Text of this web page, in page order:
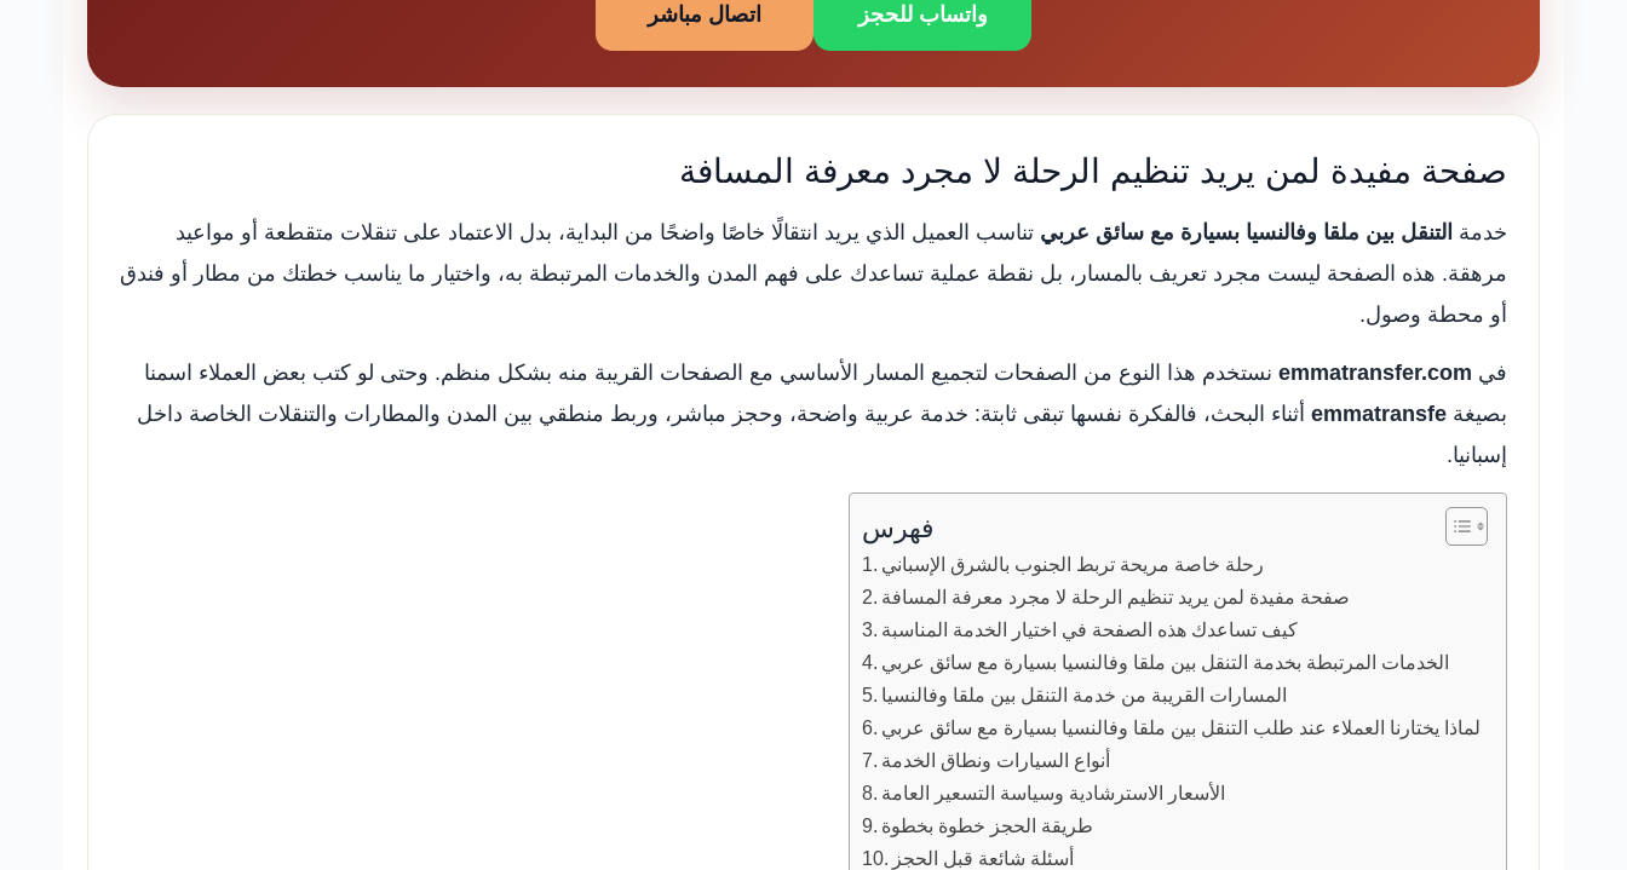
واتساب للحجز اتصال مباشر
صفحة مفيدة لمن يريد تنظيم الرحلة لا مجرد معرفة المسافة
خدمة التنقل بين ملقا وفالنسيا بسيارة مع سائق عربي تناسب العميل الذي يريد انتقالًا خاصًا واضحًا من البداية، بدل الاعتماد على تنقلات متقطعة أو مواعيد
مرهقة. هذه الصفحة ليست مجرد تعريف بالمسار، بل نقطة عملية تساعدك على فهم المدن والخدمات المرتبطة به، واختيار ما يناسب خطتك من مطار أو فندق
أو محطة وصول.
في emmatransfer.com نستخدم هذا النوع من الصفحات لتجميع المسار الأساسي مع الصفحات القريبة منه بشكل منظم. وحتى لو كتب بعض العملاء اسمنا
بصيغة emmatransfe أثناء البحث، فالفكرة نفسها تبقى ثابتة: خدمة عربية واضحة، وحجز مباشر، وربط منطقي بين المدن والمطارات والتنقلات الخاصة داخل
إسبانيا.
فهرس
رحلة خاصة مريحة تربط الجنوب بالشرق الإسباني
صفحة مفيدة لمن يريد تنظيم الرحلة لا مجرد معرفة المسافة
كيف تساعدك هذه الصفحة في اختيار الخدمة المناسبة
الخدمات المرتبطة بخدمة التنقل بين ملقا وفالنسيا بسيارة مع سائق عربي
المسارات القريبة من خدمة التنقل بين ملقا وفالنسيا
لماذا يختارنا العملاء عند طلب التنقل بين ملقا وفالنسيا بسيارة مع سائق عربي
أنواع السيارات ونطاق الخدمة
الأسعار الاسترشادية وسياسة التسعير العامة
طريقة الحجز خطوة بخطوة
أسئلة شائعة قبل الحجز